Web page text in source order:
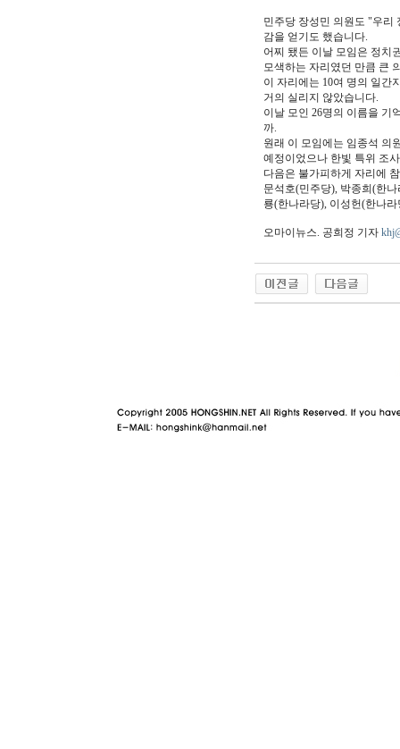
민주당 장성민 의원도 "우리
감을 얻기도 했습니다.
어찌 됐든 이날 모임은 정치
모색하는 자리였던 만큼 큰
이 자리에는 10여 명의 일간
거의 실리지 않았습니다.
이날 모인 26명의 이름을 기
까.
원래 이 모임에는 임종석 의
예정이었으나 한빛 특위 조
다음은 불가피하게 자리에
문석호(민주당), 박종희(한
룡(한나라당), 이성헌(한나
오마이뉴스. 공희정 기자